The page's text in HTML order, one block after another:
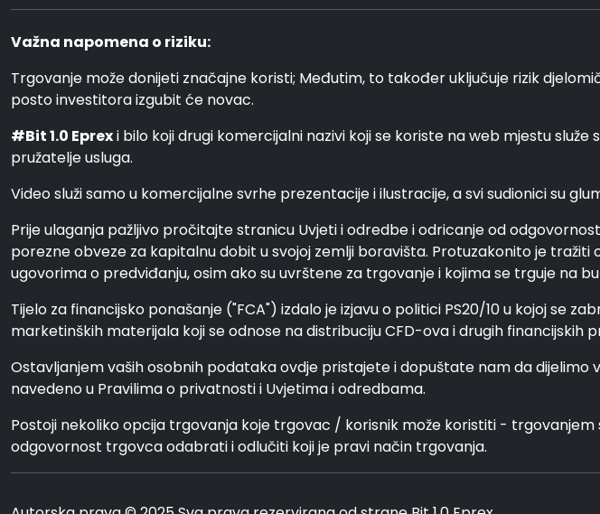
Važna napomena o riziku:
Trgovanje može donijeti značajne koristi; Međutim, to također uključuje rizik
posto investitora izgubit će novac.
#Bit 1.0 Eprexi bilo koji drugi komercijalni nazivi koji se koriste na web mjestu
pružatelje usluga.
Video služi samo u komercijalne svrhe prezentacije i ilustracije, a svi sudionici su
Prije ulaganja pažljivo pročitajte stranicu Uvjeti i odredbe i odricanje od
porezne obveze za kapitalnu dobit u svojoj zemlji boravišta. Protuzakonito je tražiti
ugovorima o predviđanju, osim ako su uvrštene za trgovanje i kojima se trguje na
Tijelo za financijsko ponašanje ("FCA") izdalo je izjavu o politici PS20/10 u kojoj se
marketinških materijala koji se odnose na distribuciju CFD-ova i drugih
Ostavljanjem vaših osobnih podataka ovdje pristajete i dopuštate nam da
navedeno u Pravilima o privatnosti i Uvjetima i odredbama.
Postoji nekoliko opcija trgovanja koje trgovac / korisnik može koristiti -
odgovornost trgovca odabrati i odlučiti koji je pravi način trgovanja.